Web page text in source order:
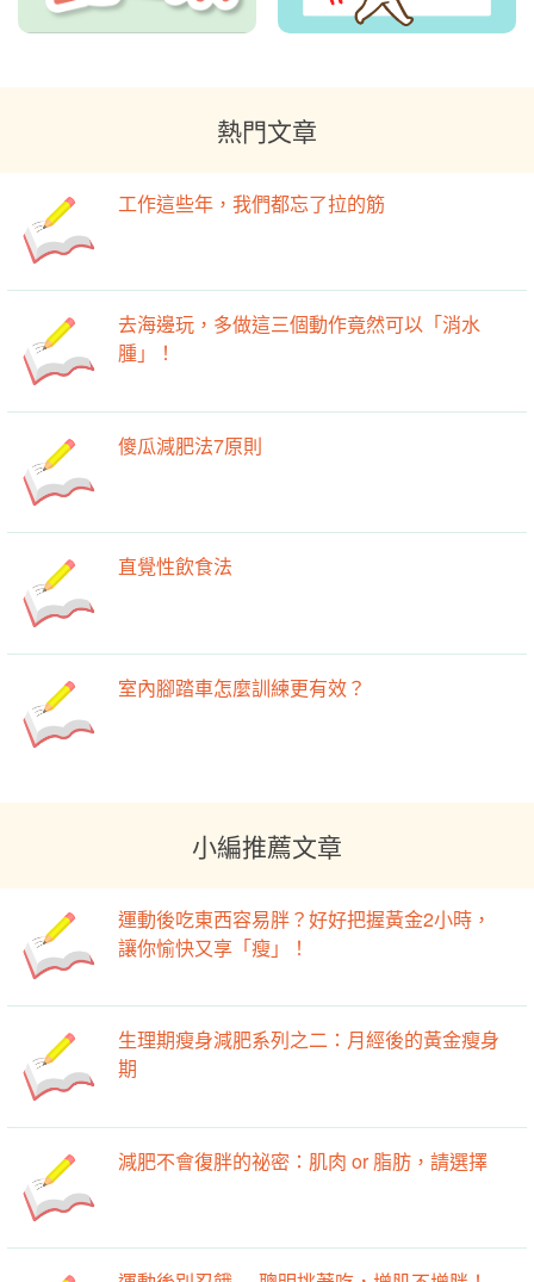
熱門文章
工作這些年，我們都忘了拉的筋
去海邊玩，多做這三個動作竟然可以「消水
腫」！ ​
傻瓜減肥法7原則
直覺性飲食法
室內腳踏車怎麼訓練更有效？
小編推薦文章
運動後吃東西容易胖？好好把握黃金2小時，
讓你愉快又享「瘦」！
生理期瘦身減肥系列之二：月經後的黃金瘦身
期
減肥不會復胖的祕密：肌肉 or 脂肪，請選擇